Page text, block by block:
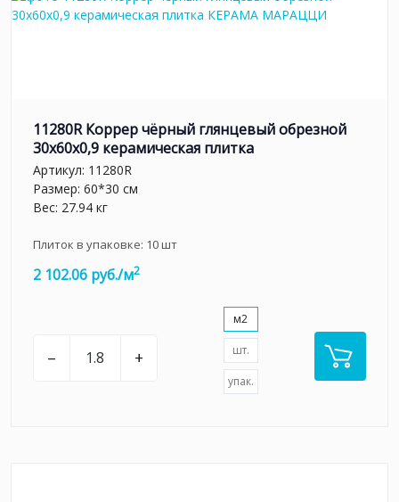
11280R Коррер чёрный глянцевый обрезной
30x60x0,9 керамическая плитка
Артикул: 11280R
Размер: 60*30 см
Вес: 27.94 кг
Плиток в упаковке: 10шт
2 102.06 руб./м2
– +
м2
шт.
упак.